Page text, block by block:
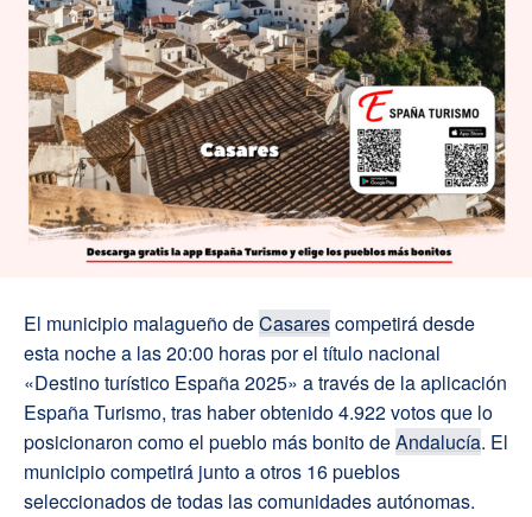
El municipio malagueño deCasarescompetirá desde
esta noche a las 20:00 horas por el título nacional
«Destino turístico España 2025» a través de la aplicación
España Turismo, tras haber obtenido 4.922 votos que lo
posicionaron como el pueblo más bonito deAndalucía. El
municipio competirá junto a otros 16 pueblos
seleccionados de todas las comunidades autónomas.